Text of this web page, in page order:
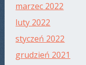
marzec 2022
luty 2022
styczeń 2022
grudzień 2021